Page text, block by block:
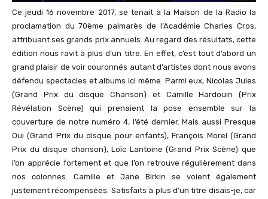
Ce jeudi 16 novembre 2017, se tenait à la Maison de la Radio la
proclamation du 70ème palmarès de l’Académie Charles Cros,
attribuant ses grands prix annuels. Au regard des résultats, cette
édition nous ravit à plus d’un titre. En effet, c’est tout d’abord un
grand plaisir de voir couronnés autant d’artistes dont nous avons
défendu spectacles et albums ici même. Parmi eux, Nicolas Jules
(Grand Prix du disque Chanson) et Camille Hardouin (Prix
Révélation Scène) qui prenaient la pose ensemble sur la
couverture de notre numéro 4, l’été dernier. Mais aussi Presque
Oui (Grand Prix du disque pour enfants), François Morel (Grand
Prix du disque chanson), Loïc Lantoine (Grand Prix Scène) que
l’on apprécie fortement et que l’on retrouve régulièrement dans
nos colonnes. Camille et Jane Birkin se voient également
justement récompensées. Satisfaits à plus d’un titre disais-je, car